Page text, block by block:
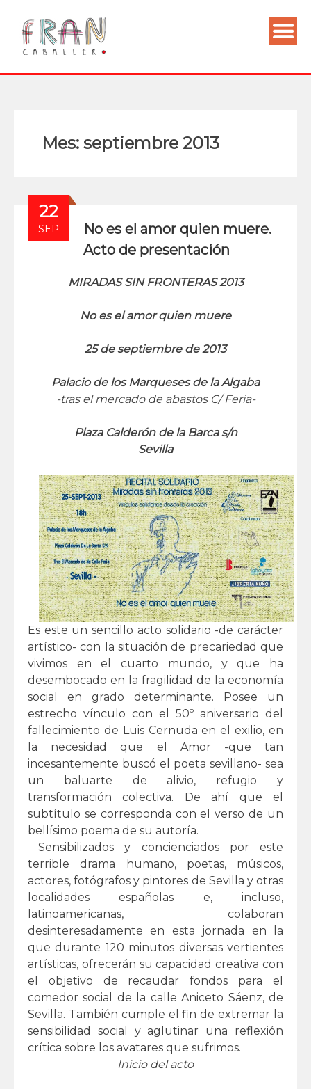
Mes: septiembre 2013
22
SEP
No es el amor quien muere.
Acto de presentación
MIRADAS SIN FRONTERAS2013
No es el amor quien muere
25 de septiembre de 2013
Palacio de los Marqueses de la Algaba
-tras el mercado de abastos C/ Feria-
Plaza Calderón de la Barca s/n
Sevilla
Es este un sencillo acto solidario -de carácter
artístico- con la situación de precariedad que
vivimos en el cuarto mundo, y que ha
desembocado en la fragilidad de la economía
social en grado determinante. Posee un
estrecho vínculo con el 50º aniversario del
fallecimiento de Luis Cernuda en el exilio, en
la necesidad que el Amor -que tan
incesantemente buscó el poeta sevillano- sea
un baluarte de alivio, refugio y
transformación colectiva. De ahí que el
subtítulo se corresponda con el verso de un
bellísimo poema de su autoría.
Sensibilizados y concienciados por este
terrible drama humano, poetas, músicos,
actores, fotógrafos y pintores de Sevilla y otras
localidades españolas e, incluso,
latinoamericanas, colaboran
desinteresadamente en esta jornada en la
que durante 120 minutos diversas vertientes
artísticas, ofrecerán su capacidad creativa con
el objetivo de recaudar fondos para el
comedor social de la calle Aniceto Sáenz, de
Sevilla. También cumple el fin de extremar la
sensibilidad social y aglutinar una reflexión
crítica sobre los avatares que sufrimos.
Inicio del acto